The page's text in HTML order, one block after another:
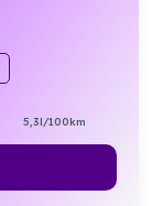
5,3l/100km